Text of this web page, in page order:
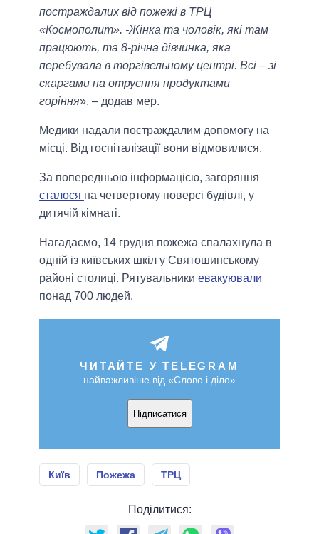
постраждалих від пожежі в ТРЦ
«Космополит». -Жінка та чоловік, які там
працюють, та 8-річна дівчинка, яка
перебувала в торгівельному центрі. Всі – зі
скаргами на отруєння продуктами
горіння», – додав мер.
Медики надали постраждалим допомогу на
місці. Від госпіталізації вони відмовилися.
За попередньою інформацією, загоряння
сталося на четвертому поверсі будівлі, у
дитячій кімнаті.
Нагадаємо, 14 грудня пожежа спалахнула в
одній із київських шкіл у Святошинському
районі столиці. Рятувальники евакуювали
понад 700 людей.
ЧИТАЙТЕ У TELEGRAM
найважливіше від «Слово і діло»
Підписатися
Київ Пожежа ТРЦ
Поділитися: